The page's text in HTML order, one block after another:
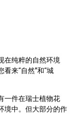
在纯粹的自然环境
来“自然”和“城
一件在瑞士植物花
境中。但大部分的作